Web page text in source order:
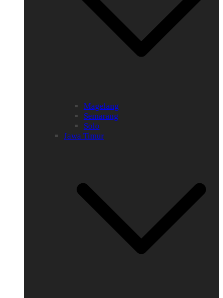
Magelang
Semarang
Solo
Jawa Timur